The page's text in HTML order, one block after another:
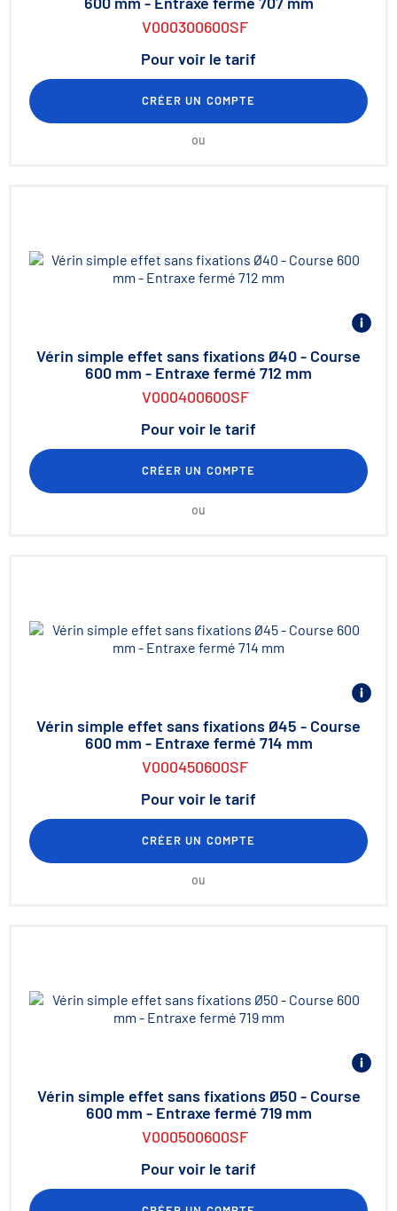
V000300600SF
Pour voir le tarif
CRÉER UN COMPTE
ou
Vérin simple effet sans fixations Ø40 - Course
600 mm - Entraxe fermé 712 mm
V000400600SF
Pour voir le tarif
CRÉER UN COMPTE
ou
Vérin simple effet sans fixations Ø45 - Course
600 mm - Entraxe fermé 714 mm
V000450600SF
Pour voir le tarif
CRÉER UN COMPTE
ou
Vérin simple effet sans fixations Ø50 - Course
600 mm - Entraxe fermé 719 mm
V000500600SF
Pour voir le tarif